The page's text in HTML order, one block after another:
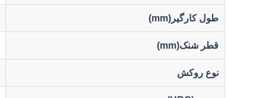
طول کارگیر(mm)
قطر شنک(mm)
نوع روکش